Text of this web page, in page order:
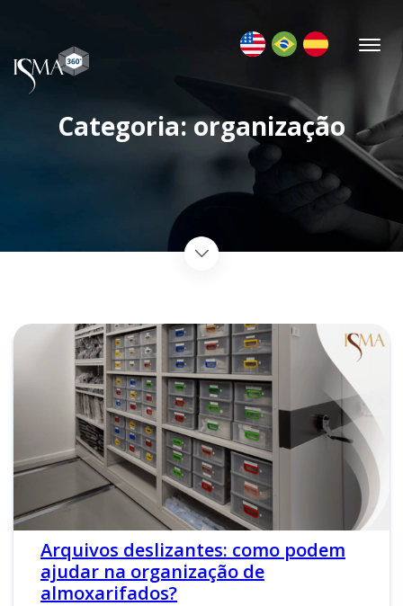
Categoria: organização
Arquivos deslizantes: como podem
ajudar na organização de
almoxarifados?